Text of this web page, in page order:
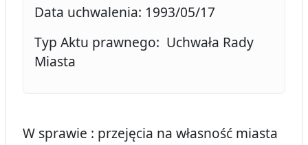
Data uchwalenia: 1993/05/17
Typ Aktu prawnego: Uchwała Rady
Miasta
W sprawie : przejęcia na własność miasta